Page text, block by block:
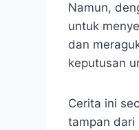
Namun,
untuk
dan
keputusan
Cerita ini
tampan dari